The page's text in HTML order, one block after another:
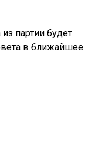
партии будет
в ближайшее